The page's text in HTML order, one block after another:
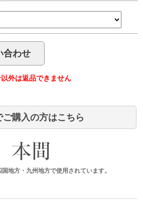
外は返品できません
ご購入の方はこちら
地方・九州地方で使用されています。